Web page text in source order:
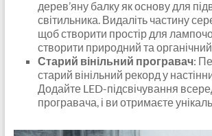
дерев’яну балку як основу для
світильника. Видаліть частину
щоб створити простір для
створити природний та
Старий вінільний програвач:
старий вінільний рекорд у
Додайте LED-підсвічування
програвача, і ви отримаєте